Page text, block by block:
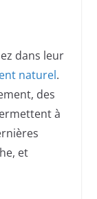
dans leur
naturel.
des
à
et